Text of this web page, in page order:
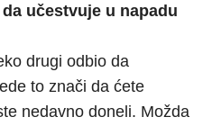
učestvuje u napadu
drugi odbio da
to znači da ćete
nedavno doneli. Možda